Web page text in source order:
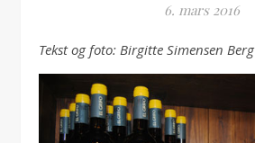
6. mars 2016
Tekst og foto: Birgitte Simensen Berg